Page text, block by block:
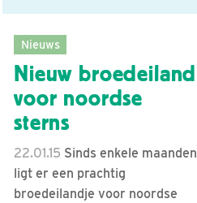
Nieuws
Nieuw broedeiland
voor noordse
sterns
22.01.15 Sinds enkele maanden
ligt er een prachtig
broedeilandje voor noordse